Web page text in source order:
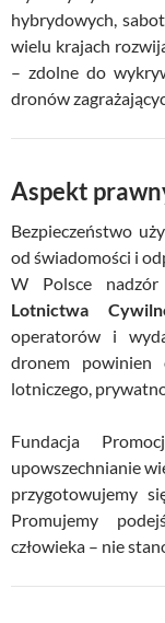
hybrydowych,
wielu krajach
– zdolne do
dronów
Aspekt
Bezpieczeństwo
od świadomości i
W Polsce
Lotnictwa
operatorów i
dronem powinien
lotniczego,
Fundacja
upowszechnianie
przygotowujemy
Promujemy
człowieka – nie